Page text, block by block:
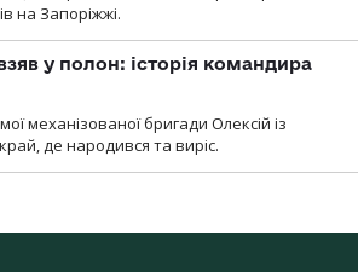
на Запоріжжі.
у полон: історія командира
механізованої бригади Олексій із
де народився та виріс.